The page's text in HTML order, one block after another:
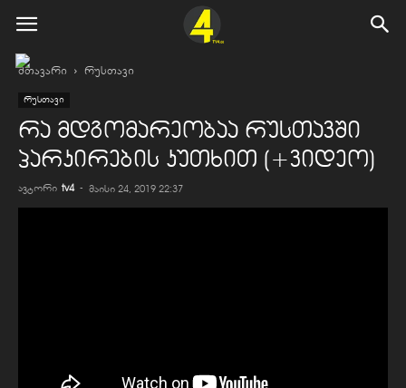
მთავარი რუსთავი
რუსთავი
რა მდგომარეობაა რუსთავში
პარკირების კუთხით (+ვიდეო)
ავტორი tv4 - მაისი 24, 2019 22:37